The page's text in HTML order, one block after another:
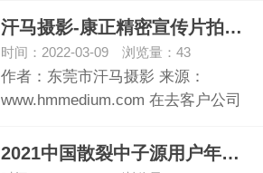
汗马摄影-康正精密宣传片拍摄花絮
时间：2022-03-09 浏览量：43
作者：东莞市汗马摄影 来源：
www.hmmedium.com 在去客户公司
2021中国散裂中子源用户年会暨国际研讨会花絮